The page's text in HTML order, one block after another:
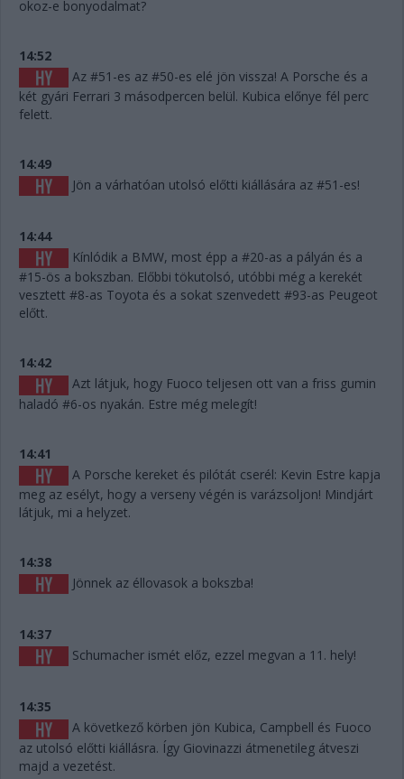
okoz-e bonyodalmat?
14:52
Az #51-es az #50-es elé jön vissza! A Porsche és a
két gyári Ferrari 3 másodpercen belül. Kubica előnye fél perc
felett.
14:49
Jön a várhatóan utolsó előtti kiállására az #51-es!
14:44
Kínlódik a BMW, most épp a #20-as a pályán és a
#15-ös a bokszban. Előbbi tökutolsó, utóbbi még a kerekét
vesztett #8-as Toyota és a sokat szenvedett #93-as Peugeot
előtt.
14:42
Azt látjuk, hogy Fuoco teljesen ott van a friss gumin
haladó #6-os nyakán. Estre még melegít!
14:41
A Porsche kereket és pilótát cserél: Kevin Estre kapja
meg az esélyt, hogy a verseny végén is varázsoljon! Mindjárt
látjuk, mi a helyzet.
14:38
Jönnek az éllovasok a bokszba!
14:37
Schumacher ismét előz, ezzel megvan a 11. hely!
14:35
A következő körben jön Kubica, Campbell és Fuoco
az utolsó előtti kiállásra. Így Giovinazzi átmenetileg átveszi
majd a vezetést.